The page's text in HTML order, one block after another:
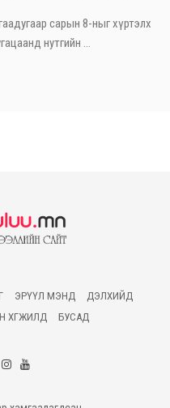
сарын 8-ныг хүртэлх
нутгийн ...
ЭРҮҮЛ МЭНД
ДЭЛХИЙД
ХӨГЖИЛД БУСАД